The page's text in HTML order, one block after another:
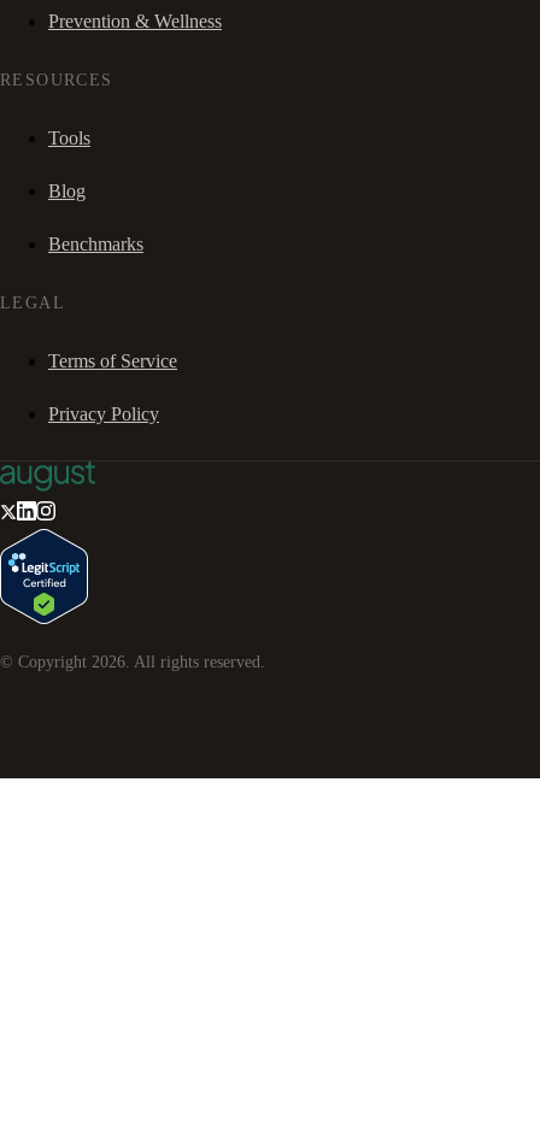
Prevention & Wellness
RESOURCES
Tools
Blog
Benchmarks
LEGAL
Terms of Service
Privacy Policy
© Copyright 2026. All rights reserved.